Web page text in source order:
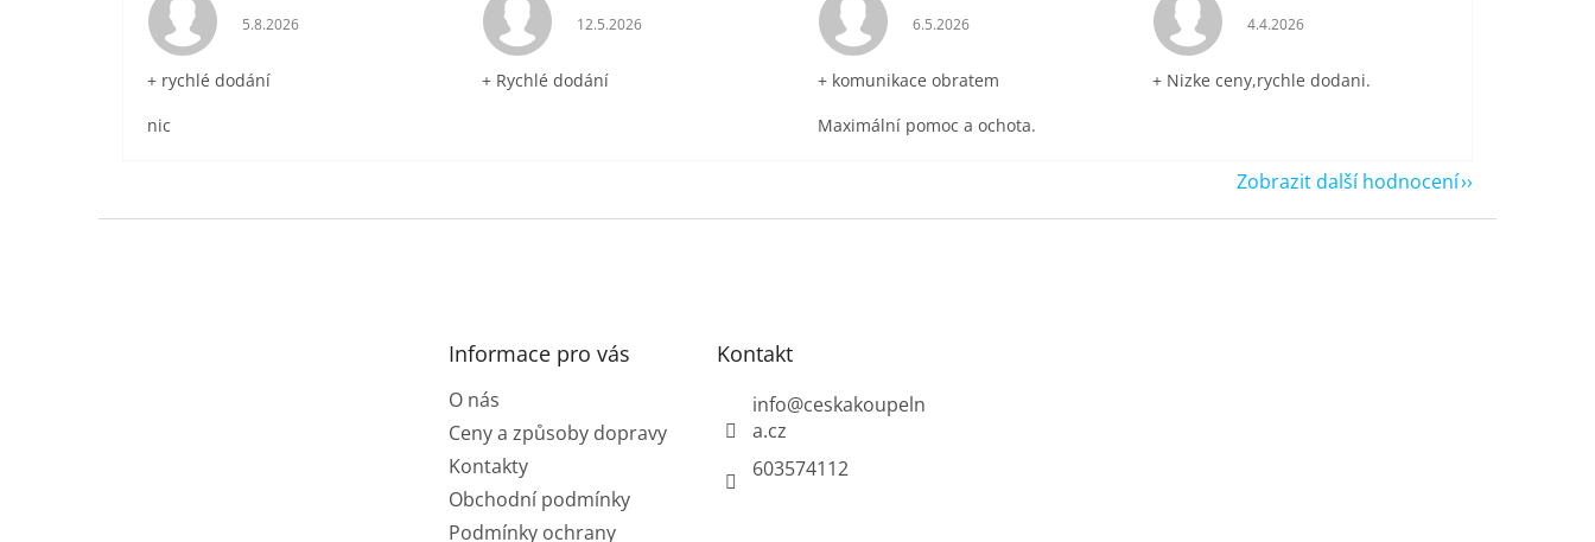
Hodnocení obchodu je 5 z 5 hvězdiček.
5.8.2026
+ rychlé dodání
nic
Hodnocení obchodu je 5 z 5 hvězdiček.
12.5.2026
+ Rychlé dodání
Hodnocení obchodu je 5 z 5 hvězdiček.
6.5.2026
+ komunikace obratem
Maximální pomoc a ochota.
Hodnocení obchodu je 5 z 5 hvězdiček.
4.4.2026
+ Nizke ceny,rychle dodani.
Zobrazit další hodnocení
Informace pro vás
O nás
Ceny a způsoby dopravy
Kontakty
Obchodní podmínky
Podmínky ochrany
Kontakt
info@ceskakoupeln
a.cz
603574112